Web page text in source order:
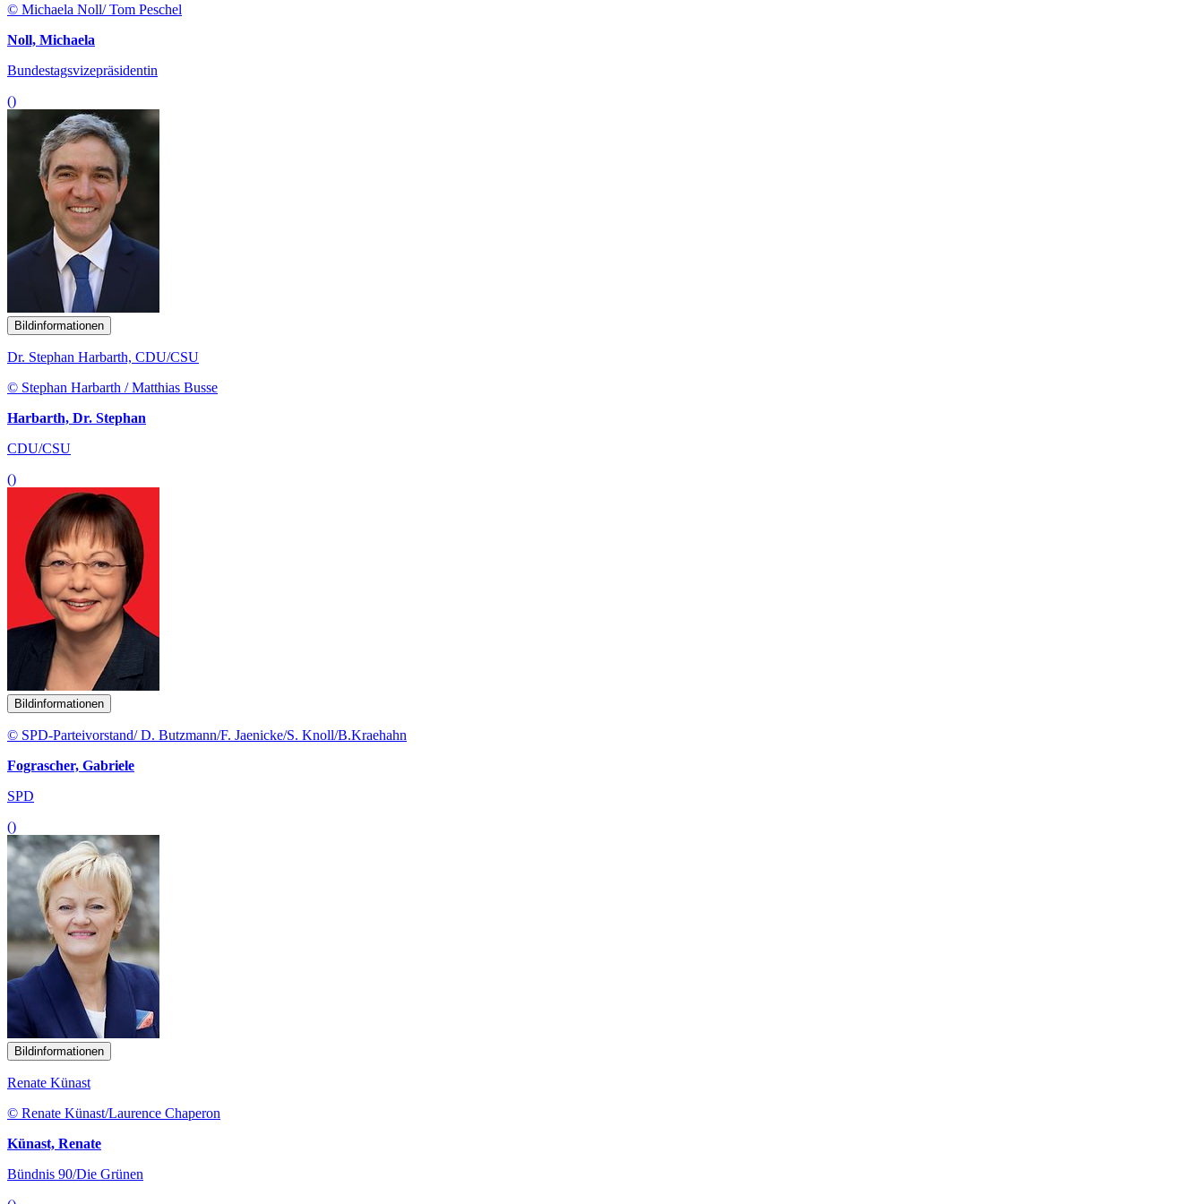
© Michaela Noll/ Tom Peschel
Noll, Michaela
Bundestagsvizepräsidentin
()
Bildinformationen
Dr. Stephan Harbarth, CDU/CSU
© Stephan Harbarth / Matthias Busse
Harbarth, Dr. Stephan
CDU/CSU
()
Bildinformationen
© SPD-Parteivorstand/ D. Butzmann/F. Jaenicke/S. Knoll/B.Kraehahn
Fograscher, Gabriele
SPD
()
Bildinformationen
Renate Künast
© Renate Künast/Laurence Chaperon
Künast, Renate
Bündnis 90/Die Grünen